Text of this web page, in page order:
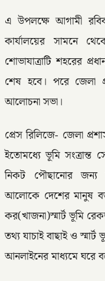
এ উপলক্ষে আগামী
কার্যালয়ের সামনে
শোভাযাত্রাটি শহরের
শেষ হবে। পরে জেলা
আলোচনা সভা।
প্রেস রিলিজে- জেলা
ইতোমধ্যে ভূমি
নিকট পৌছানোর জন্য
আলোকে দেশের মানুষ
কর(খাজনা)স্মার্ট ভূমি
তথ্য যাচাই বাছাই ও
আনলাইনের মাধ্যমে ঘরে